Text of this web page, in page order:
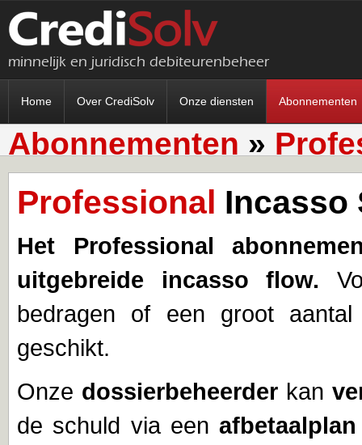
Home Over CrediSolv Onze diensten Abonnementen
Abonnementen »
Professional Incasso
Het Professional
uitgebreide incasso flow.
bedragen of een groot
geschikt.
Onze dossierbeheerder kan
de schuld via eenafbetaalplan
minnelijk en juridisch debiteurenbeheer